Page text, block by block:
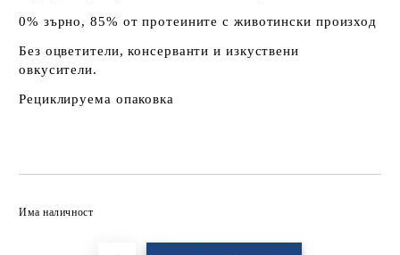
0% зърно, 85% от протеините с животински произход
Без оцветители, консерванти и изкуствени
овкусители.
Рециклируема опаковка
Има наличност